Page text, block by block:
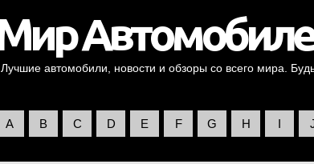
Лучшие автомобили, новости и обзоры со всего мира.
A B C D E F G H I